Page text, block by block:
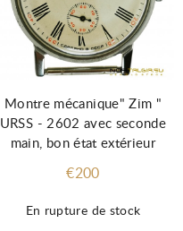
En rupture de stock
Montre mécanique" Zim "
URSS - 2602 avec seconde
main, bon état extérieur
€200